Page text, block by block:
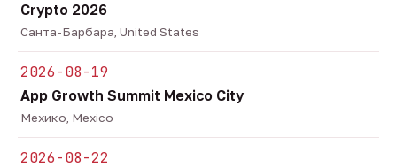
Crypto 2026
Санта-Барбара, United States
2026-08-19
App Growth Summit Mexico City
Мехико, Mexico
2026-08-22